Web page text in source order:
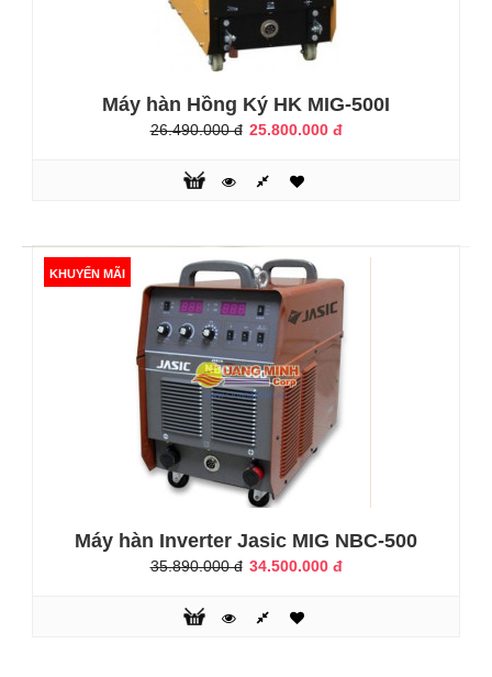
Máy hàn Hồng Ký HK MIG 250
dòng hàn kỹ thuật số- Hiệu suất làm việc cao. Có chế độ
bảo vệ quá nhiệt, quá tải, nguồn điện không ổn định.- Vật
liệu hàn: Sắt, Inox, Đồng, Nhôm. Thông số kỹ thuật:Điện
thế vào ± 15% : 3 pha/380VTần số : 50/60HZCông suấ đầu
ra: 8.3 KVA..
Máy hàn Hồng Ký HK MIG-500I
26.490.000 đ 25.800.000 đ
KHUYẾN MÃI
Máy hàn Inverter Jasic MIG NBC-500
35.890.000 đ 34.500.000 đ